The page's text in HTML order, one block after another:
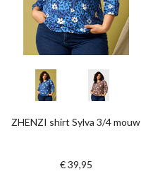
ZHENZI shirt Sylva 3/4 mouw
€ 39,95